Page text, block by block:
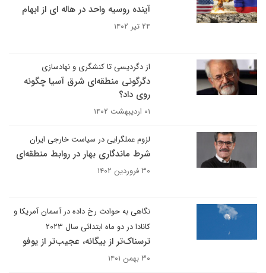
آینده روسیه واحد در هاله ای از ابهام
۲۴ تیر ۱۴۰۲
از دگردیسی تا کنشگری و نهادسازی
دگرگونی منطقه‌ای شرق آسیا چگونه
روی داد؟
۰۱ اردیبهشت ۱۴۰۲
لزوم عملگرایی در سیاست خارجی ایران
شرط ماندگاری بهار در روابط منطقه‌ای
۳۰ فروردین ۱۴۰۲
نگاهی به حوادث رخ داده در آسمان آمریکا و
کانادا در دو ماه ابتدائی سال ۲۰۲۳
ترسناک‌تر از بیگانه، عجیب‌تر از یوفو
۳۰ بهمن ۱۴۰۱